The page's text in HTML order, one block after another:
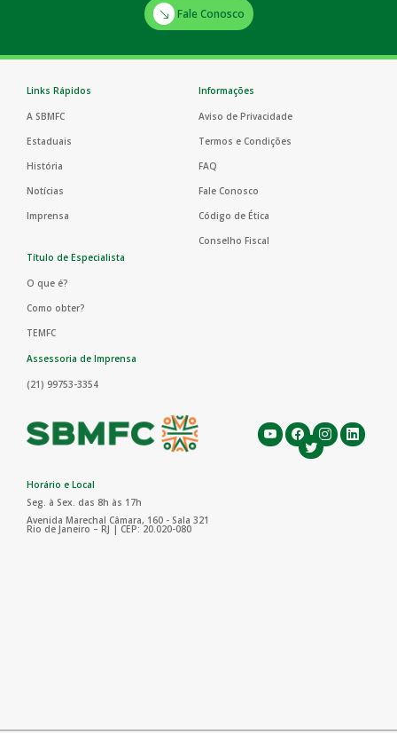
Fale Conosco
Links Rápidos
A SBMFC
Estaduais
História
Notícias
Imprensa
Informações
Aviso de Privacidade
Termos e Condições
FAQ
Fale Conosco
Código de Ética
Conselho Fiscal
Título de Especialista
O que é?
Como obter?
TEMFC
Assessoria de Imprensa
(21) 99753-3354
Horário e Local
Seg. à Sex. das 8h às 17h
Avenida Marechal Câmara, 160 - Sala 321
Rio de Janeiro – RJ | CEP: 20.020-080